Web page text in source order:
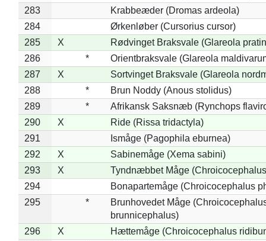
283
Krabbeæder (Dromas ardeola)
284
Ørkenløber (Cursorius cursor)
285
X
Rødvinget Braksvale (Glareola
286
*
Orientbraksvale (Glareola
287
X
Sortvinget Braksvale (Glareola
288
*
Brun Noddy (Anous stolidus)
289
*
Afrikansk Saksnæb (Rynchops
290
X
Ride (Rissa tridactyla)
291
Ismåge (Pagophila eburnea)
292
X
Sabinemåge (Xema sabini)
293
X
Tyndnæbbet Måge
294
Bonapartemåge (Chroicocephalus
295
*
Brunhovedet Måge
brunnicephalus)
296
X
Hættemåge (Chroicocephalus